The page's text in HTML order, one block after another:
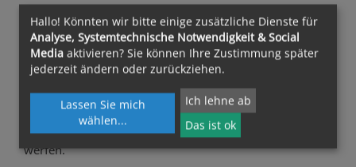
Mariazell steht nicht nur für eine 850-jährige
Geschichte, sondern zeigt aus der Erfahrung der
Geschichte - und vor allem durch den mütterlichen
Hinweis der Gnadenstatue auf Christus - auch den Weg
in die Zukunft. Aus dieser Perspektive möchte ich mit
den politischen Repräsentanten dieses Landes und
Vertretern der internationalen Organisationen heute
noch einen Blick auf unsere Gegenwart und Zukunft
werfen.
Hallo! Könnten wir bitte einige zusätzliche Dienste für
Analyse, Systemtechnische Notwendigkeit & Social
Media aktivieren? Sie können Ihre Zustimmung später
jederzeit ändern oder zurückziehen.
Lassen Sie mich
wählen...
Ich lehne ab
Das ist ok